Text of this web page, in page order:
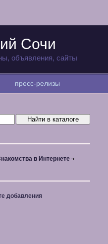
Сочи
объявления, сайты
пресс-релизы
в Интернете
добавления